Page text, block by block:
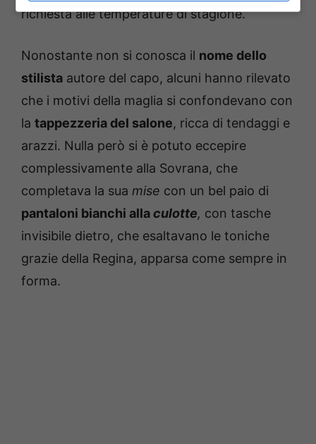
richiesta alle temperature di stagione.
Nonostante non si conosca il nome dello
stilista autore del capo, alcuni hanno rilevato
che i motivi della maglia si confondevano con
la tappezzeria del salone, ricca di tendaggi e
arazzi. Nulla però si è potuto eccepire
complessivamente alla Sovrana, che
completava la sua mise con un bel paio di
pantaloni bianchi allaculotte, con tasche
invisibile dietro, che esaltavano le toniche
grazie della Regina, apparsa come sempre in
forma.